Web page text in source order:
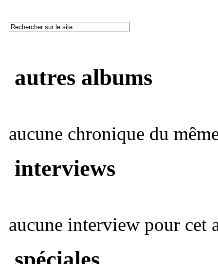
autres albums
aucune chronique du
interviews
aucune interview pour cet